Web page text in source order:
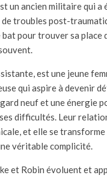
un ancien militaire qui a
troubles post-
bat pour trouver sa place
est une jeune
qui aspire à devenir
neuf et une énergie
difficultés. Leur
et elle se transforme
véritable complicité.
et Robin évoluent et